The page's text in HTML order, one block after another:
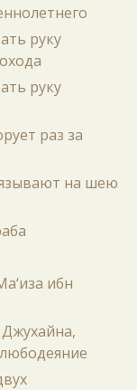
руку
руку
раз за
на шею
ибн